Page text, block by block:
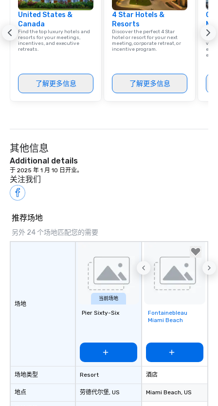
United States &
Canada
Find the top luxury hotels and
resorts for your meetings,
incentives, and executive
retreats.
了解更多信息
4 Star Hotels &
Resorts
Discover the perfect 4 Star
hotel or resort for your next
meeting, corporate retreat, or
incentive program.
了解更多信息
其他信息
Additional details
于 2025 年 1 月 10 日开业。
关注我们
推荐场地
另外 24 个场地匹配您的需要
场地
场地类型
地点
当前场地
Pier Sixty-Six
Resort
劳德代尔堡, US
Removed from
favorites
Fontainebleau
Miami Beach
酒店
Miami Beach, US